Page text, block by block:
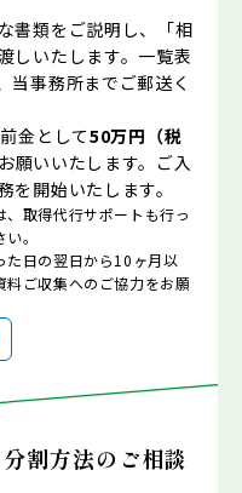
書類をご説明し、「相
しいたします。一覧表
当事務所までご郵送く
金として50万円（税
願いいたします。ご入
開始いたします。
取得代行サポートも行っ
。
日の翌日から10ヶ月以
ご収集へのご協力をお願
割方法のご相談